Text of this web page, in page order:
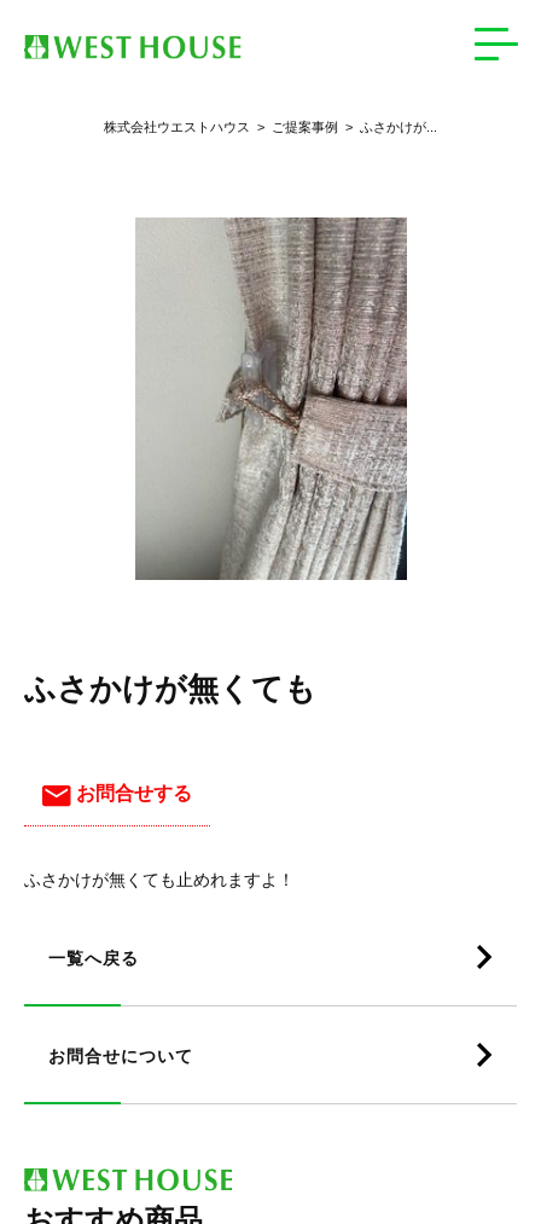
株式会社ウエストハウス > ご提案事例 > ふさかけが...
ふさかけが無くても
お問合せする
ふさかけが無くても止めれますよ！
一覧へ戻る
お問合せについて